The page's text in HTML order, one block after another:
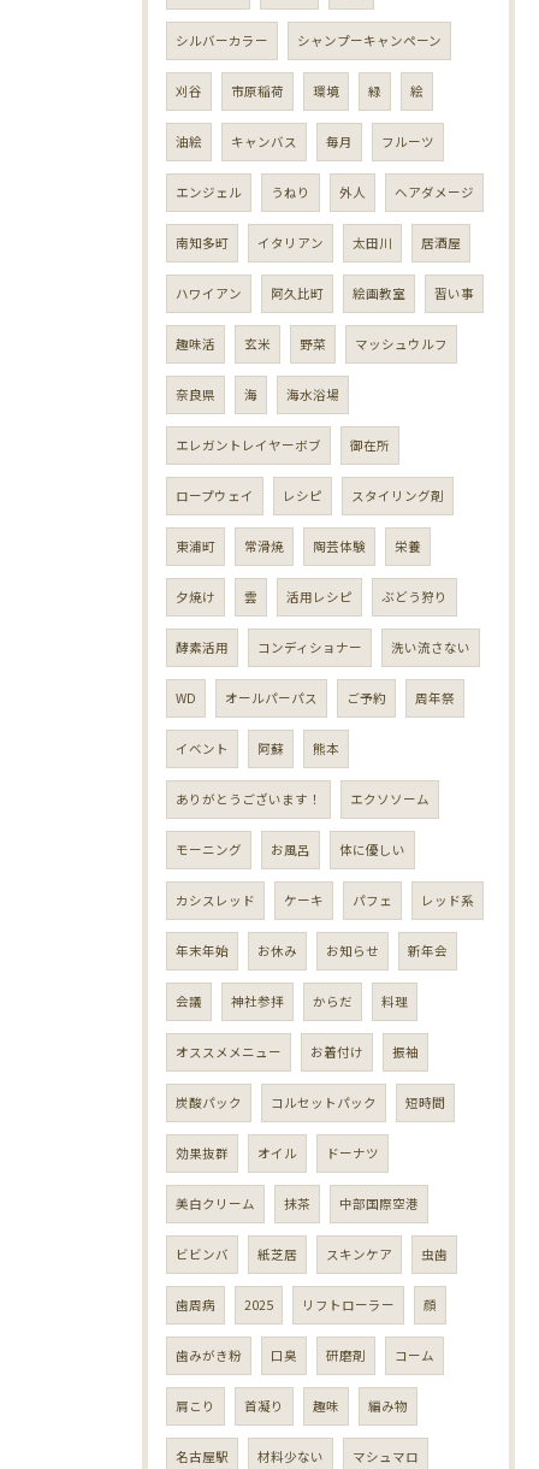
シルバーカラー シャンプーキャンペーン
刈谷 市原稲荷 環境 緑 絵
油絵 キャンバス 毎月 フルーツ
エンジェル うねり 外人 ヘアダメージ
南知多町 イタリアン 太田川 居酒屋
ハワイアン 阿久比町 絵画教室 習い事
趣味活 玄米 野菜 マッシュウルフ
奈良県 海 海水浴場
エレガントレイヤーボブ 御在所
ロープウェイ レシピ スタイリング剤
東浦町 常滑焼 陶芸体験 栄養
夕焼け 雲 活用レシピ ぶどう狩り
酵素活用 コンディショナー 洗い流さない
WD オールパーパス ご予約 周年祭
イベント 阿蘇 熊本
ありがとうございます！ エクソソーム
モーニング お風呂 体に優しい
カシスレッド ケーキ パフェ レッド系
年末年始 お休み お知らせ 新年会
会議 神社参拝 からだ 料理
オススメメニュー お着付け 振袖
炭酸パック コルセットパック 短時間
効果抜群 オイル ドーナツ
美白クリーム 抹茶 中部国際空港
ビビンバ 紙芝居 スキンケア 虫歯
歯周病 2025 リフトローラー 顔
歯みがき粉 口臭 研磨剤 コーム
肩こり 首凝り 趣味 編み物
名古屋駅 材料少ない マシュマロ